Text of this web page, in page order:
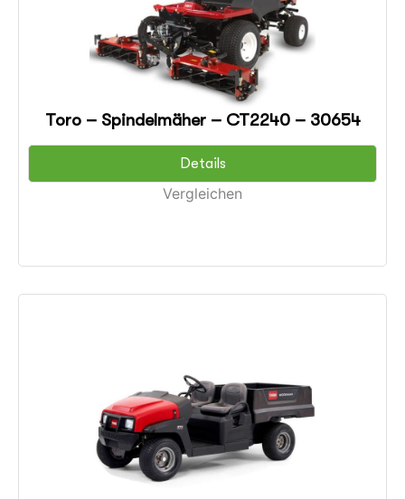
Toro – Spindelmäher – CT2240 – 30654
Details
Vergleichen